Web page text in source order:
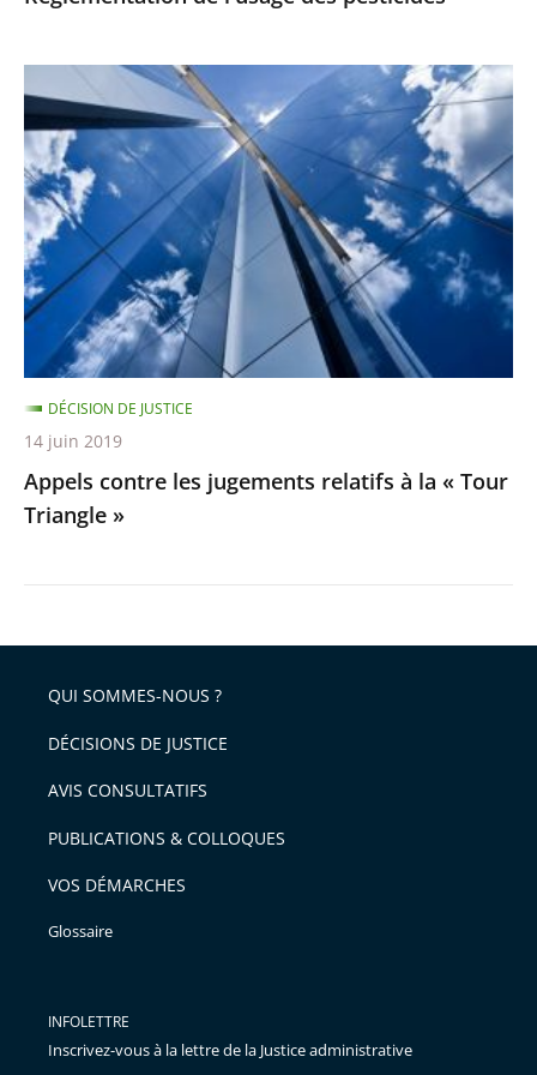
contre
les
jugements
relatifs
à
la
«
Tour
Triangle
»
Appels contre les jugements relatifs à la « Tour
Triangle »
DÉCISION DE JUSTICE
14 juin 2019
QUI SOMMES-NOUS ?
DÉCISIONS DE JUSTICE
AVIS CONSULTATIFS
PUBLICATIONS & COLLOQUES
VOS DÉMARCHES
Glossaire
INFOLETTRE
Inscrivez-vous à la lettre de la Justice administrative